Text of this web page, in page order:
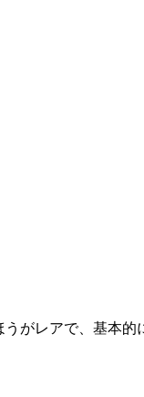
がレアで、基本